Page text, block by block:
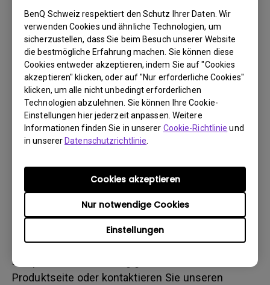
BenQ Schweiz respektiert den Schutz Ihrer Daten. Wir
verwenden Cookies und ähnliche Technologien, um
sicherzustellen, dass Sie beim Besuch unserer Website
die bestmögliche Erfahrung machen. Sie können diese
Cookies entweder akzeptieren, indem Sie auf "Cookies
akzeptieren" klicken, oder auf "Nur erforderliche Cookies"
klicken, um alle nicht unbedingt erforderlichen
Technologien abzulehnen. Sie können Ihre Cookie-
Einstellungen hier jederzeit anpassen. Weitere
Informationen finden Sie in unserer Cookie-Richtlinie und
in unsererDatenschutzrichtlinie
Einstellungen
Nur notwendige Cookies
Cookies akzeptieren
a. Verpackungsmaterial (innen und aussen)
b. den physischen Schaden
3. Halten Sie die Rechnung und den Lieferschein bereit.
4. Verwenden Sie das Produkt nicht, da eventuell seine
Betriebsstunden überprüft werden.
Garantieeinschränkung
bezeichnet) richtet sich nach dem
Leuchtmitteltyp und ist begrenzt auf:
- Lampenlichtquelle (UHP): 1 Jahr bzw. 2000
Stunden/ 3 Jahre bzw. 3000 Stunden (äquivalente
Lampenstunden, abhängig vom Modell, siehe
Produktseite oder kontaktieren Sie unseren